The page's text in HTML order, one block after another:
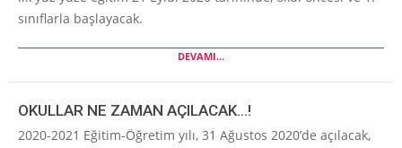
sınıflarla başlayacak.
DEVAMI...
OKULLAR NE ZAMAN AÇILACAK…!
2020-2021 Eğitim-Öğretim yılı, 31 Ağustos 2020’de açılacak,